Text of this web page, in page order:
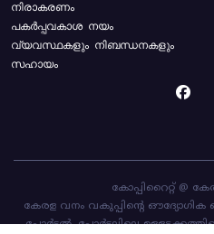
നിരാകരണം
പകർപ്പവകാശ നയം
വ്യവസ്ഥകളും നിബന്ധനകളും
സഹായം
കോപ്പിറൈറ്റ് @
കേരള വനം വകുപ്പിന്റെ
പോർട്ടൽ. പോർട്ടലിലെ